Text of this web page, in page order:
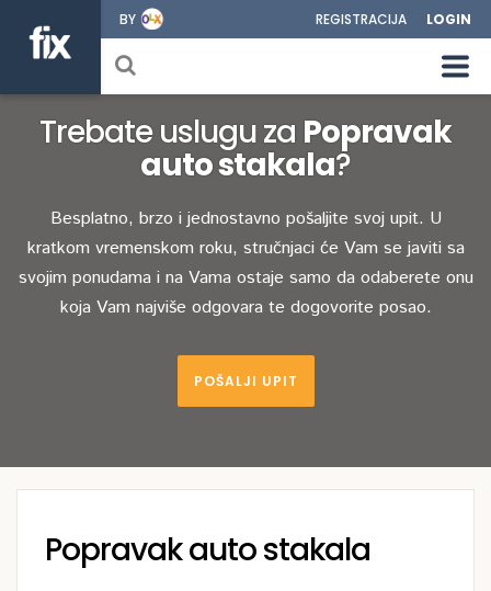
BY REGISTRACIJA LOGIN
Trebate uslugu za Popravak
auto stakala?
Besplatno, brzo i jednostavno pošaljite svoj upit. U
kratkom vremenskom roku, stručnjaci će Vam se javiti sa
svojim ponudama i na Vama ostaje samo da odaberete onu
koja Vam najviše odgovara te dogovorite posao.
POŠALJI UPIT
Popravak auto stakala